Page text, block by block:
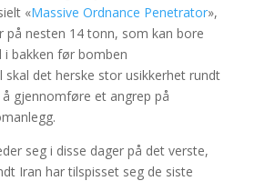
«Massive Ordnance Penetrator»,
på nesten 14 tonn, som kan bore
i bakken før bomben
skal det herske stor usikkerhet rundt
gjennomføre et angrep på
seg i disse dager på det verste,
Iran har tilspisset seg de siste